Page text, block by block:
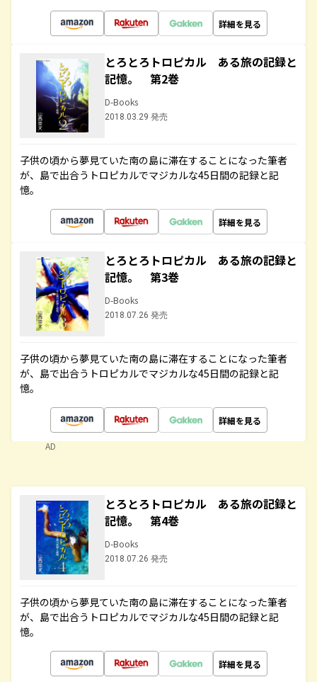
詳細を見る
とろとろトロピカル ある旅の記録と
記憶。 第2巻
D-Books
2018.03.29 発売
子供の頃から夢見ていた南の島に滞在することになった筆者
が、島で出合うトロピカルでマジカルな45日間の記録と記
憶。
詳細を見る
とろとろトロピカル ある旅の記録と
記憶。 第3巻
D-Books
2018.07.26 発売
子供の頃から夢見ていた南の島に滞在することになった筆者
が、島で出合うトロピカルでマジカルな45日間の記録と記
憶。
詳細を見る
AD
とろとろトロピカル ある旅の記録と
記憶。 第4巻
D-Books
2018.07.26 発売
子供の頃から夢見ていた南の島に滞在することになった筆者
が、島で出合うトロピカルでマジカルな45日間の記録と記
憶。
詳細を見る